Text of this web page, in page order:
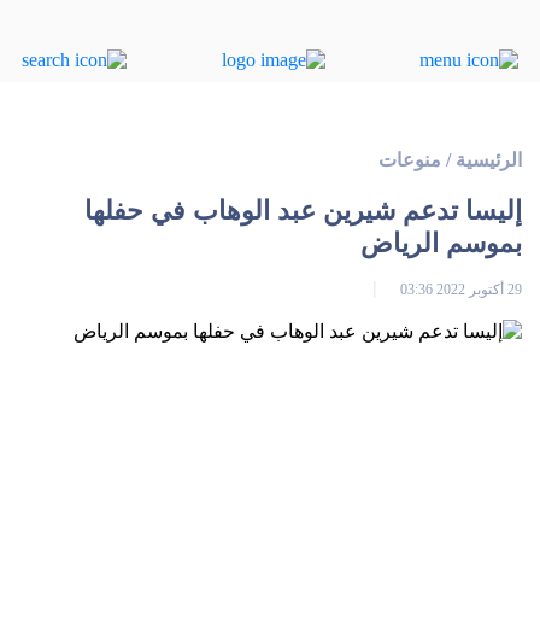
الرئيسية / منوعات
إليسا تدعم شيرين عبد الوهاب في حفلها
بموسم الرياض
29 أكتوبر 2022 03:36